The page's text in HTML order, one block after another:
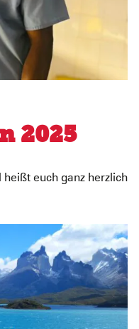
2025
heißt euch ganz herzlich